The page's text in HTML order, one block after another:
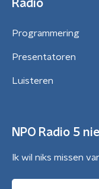
Radio
Programmering
Presentatoren
Luisteren
NPO Radio 5
Ik wil niks missen